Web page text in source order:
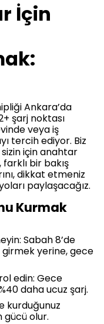
İçin
Ankara’da
şarj noktası
veya iş
tercih ediyor. Biz
için anahtar
bir bakış
dikkat etmeniz
paylaşacağız.
Kurmak
Sabah 8’de
girmek yerine, gece
edin: Gece
daha ucuz şarj.
kurduğunuz
gücü olur.